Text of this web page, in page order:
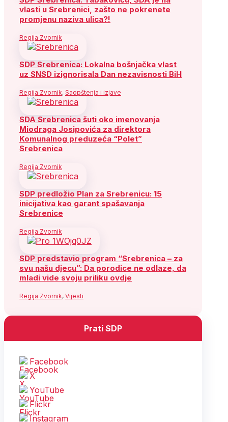
vlasti u Srebrenici, zašto ne pokrenete
promjenu naziva ulica?!
Regija Zvornik
SDP Srebrenica: Lokalna bošnjačka vlast
uz SNSD izignorisala Dan nezavisnosti BiH
Regija Zvornik, Saopštenja i izjave
SDA Srebrenica šuti oko imenovanja
Miodraga Josipovića za direktora
Komunalnog preduzeća “Polet”
Srebrenica
Regija Zvornik
SDP predložio Plan za Srebrenicu: 15
inicijativa kao garant spašavanja
Srebrenice
Regija Zvornik
SDP predstavio program “Srebrenica – za
svu našu djecu”: Da porodice ne odlaze, da
mladi vide svoju priliku ovdje
Regija Zvornik, Vijesti
Prati SDP
Facebook
X
YouTube
Flickr
Instagram